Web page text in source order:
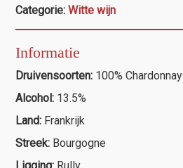
Categorie:Witte wijn
Informatie
Druivensoorten: 100% Chardonnay
Alcohol: 13.5%
Land: Frankrijk
Streek: Bourgogne
Ligging: Rully